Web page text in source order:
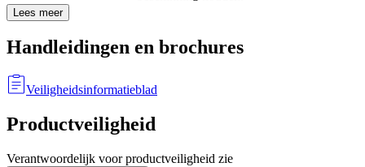
Lees meer
Handleidingen en brochures
Veiligheidsinformatieblad
Productveiligheid
Verantwoordelijk voor productveiligheid zie